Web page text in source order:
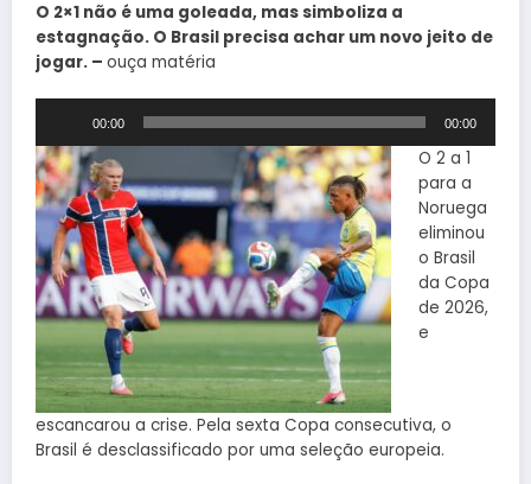
O 2×1 não é uma goleada, mas simboliza a
estagnação. O Brasil precisa achar um novo jeito de
jogar. – ouça matéria
áudio
00:00 00:00
O 2 a 1
para a
Noruega
eliminou
o Brasil
da Copa
de 2026,
e
escancarou a crise. Pela sexta Copa consecutiva, o
Brasil é desclassificado por uma seleção europeia.